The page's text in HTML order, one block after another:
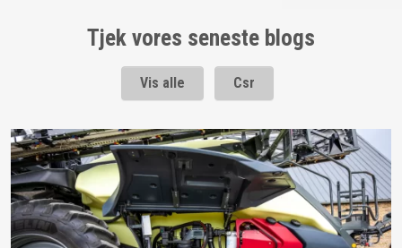
Tjek vores seneste blogs
Vis alle Csr